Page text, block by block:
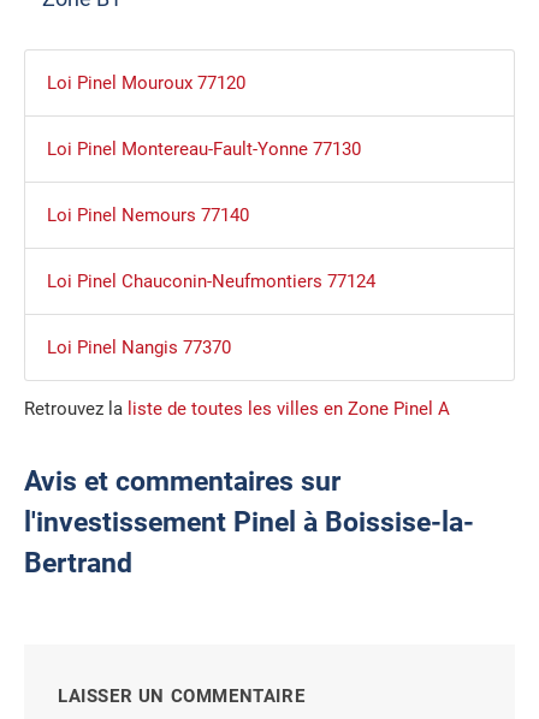
Loi Pinel Mouroux 77120
Loi Pinel Montereau-Fault-Yonne 77130
Loi Pinel Nemours 77140
Loi Pinel Chauconin-Neufmontiers 77124
Loi Pinel Nangis 77370
Retrouvez la liste de toutes les villes en Zone Pinel A
Avis et commentaires sur
l'investissement Pinel à Boissise-la-
Bertrand
LAISSER UN COMMENTAIRE